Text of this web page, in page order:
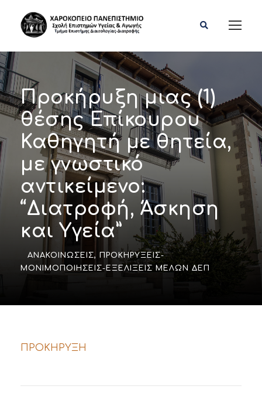
Προκήρυξη μιας (1)
θέσης Επίκουρου
Καθηγητή με θητεία,
με γνωστικό
αντικείμενο:
“Διατροφή, Άσκηση
και Υγεία”
ΑΝΑΚΟΙΝΏΣΕΙΣ,
ΠΡΟΚΗΡΎΞΕΙΣ-
ΜΟΝΙΜΟΠΟΙΉΣΕΙΣ-ΕΞΕΛΊΞΕΙΣ ΜΕΛΏΝ ΔΕΠ
ΠΡΟΚΗΡΥΞΗ